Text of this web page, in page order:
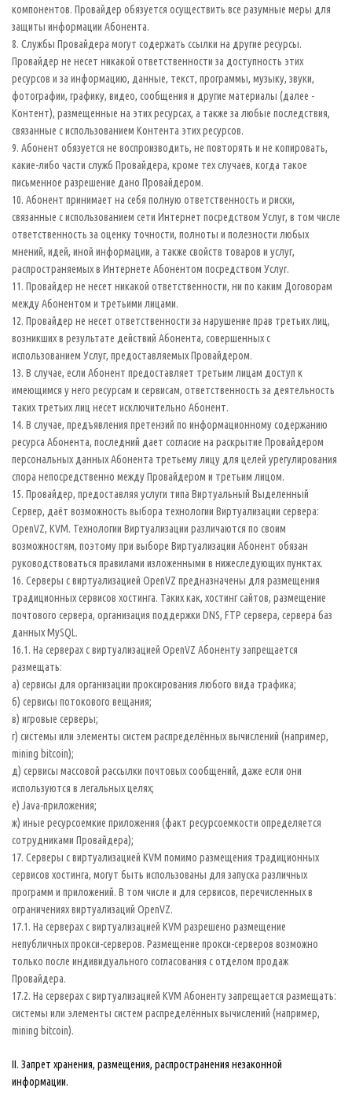
компонентов. Провайдер обязуется осуществить все разумные меры для
защиты информации Абонента.
8. Службы Провайдера могут содержать ссылки на другие ресурсы.
Провайдер не несет никакой ответственности за доступность этих
ресурсов и за информацию, данные, текст, программы, музыку, звуки,
фотографии, графику, видео, сообщения и другие материалы (далее -
Контент), размещенные на этих ресурсах, а также за любые последствия,
связанные с использованием Контента этих ресурсов.
9. Абонент обязуется не воспроизводить, не повторять и не копировать,
какие-либо части служб Провайдера, кроме тех случаев, когда такое
письменное разрешение дано Провайдером.
10. Абонент принимает на себя полную ответственность и риски,
связанные с использованием сети Интернет посредством Услуг, в том числе
ответственность за оценку точности, полноты и полезности любых
мнений, идей, иной информации, а также свойств товаров и услуг,
распространяемых в Интернете Абонентом посредством Услуг.
11. Провайдер не несет никакой ответственности, ни по каким Договорам
между Абонентом и третьими лицами.
12. Провайдер не несет ответственности за нарушение прав третьих лиц,
возникших в результате действий Абонента, совершенных с
использованием Услуг, предоставляемых Провайдером.
13. В случае, если Абонент предоставляет третьим лицам доступ к
имеющимся у него ресурсам и сервисам, ответственность за деятельность
таких третьих лиц несет исключительно Абонент.
14. В случае, предъявления претензий по информационному содержанию
ресурса Абонента, последний дает согласие на раскрытие Провайдером
персональных данных Абонента третьему лицу для целей урегулирования
спора непосредственно между Провайдером и третьим лицом.
15. Провайдер, предоставляя услуги типа Виртуальный Выделенный
Сервер, даёт возможность выбора технологии Виртуализации сервера:
OpenVZ, KVM. Технологии Виртуализации различаются по своим
возможностям, поэтому при выборе Виртуализации Абонент обязан
руководствоваться правилами изложенными в нижеследующих пунктах.
16. Серверы с виртуализацией OpenVZ предназначены для размещения
традиционных сервисов хостинга. Таких как, хостинг сайтов, размещение
почтового сервера, организация поддержки DNS, FTP сервера, сервера баз
данных MySQL.
16.1. На серверах с виртуализацией OpenVZ Абоненту запрещается
размещать:
а) сервисы для организации проксирования любого вида трафика;
б) сервисы потокового вещания;
в) игровые серверы;
г) системы или элементы систем распределённых вычислений (например,
mining bitcoin);
д) сервисы массовой рассылки почтовых сообщений, даже если они
используются в легальных целях;
е) Java-приложения;
ж) иные ресурсоемкие приложения (факт ресурсоемкости определяется
сотрудниками Провайдера);
17. Серверы с виртуализацией KVM помимо размещения традиционных
сервисов хостинга, могут быть использованы для запуска различных
программ и приложений. В том числе и для сервисов, перечисленных в
ограничениях виртуализаций OpenVZ.
17.1. На серверах с виртуализацией KVM разрешено размещение
непубличных прокси-серверов. Размещение прокси-серверов возможно
только после индивидуального согласования с отделом продаж
Провайдера.
17.2. На серверах с виртуализацией KVM Абоненту запрещается размещать:
системы или элементы систем распределённых вычислений (например,
mining bitcoin).
II. Запрет хранения, размещения, распространения незаконной
информации.